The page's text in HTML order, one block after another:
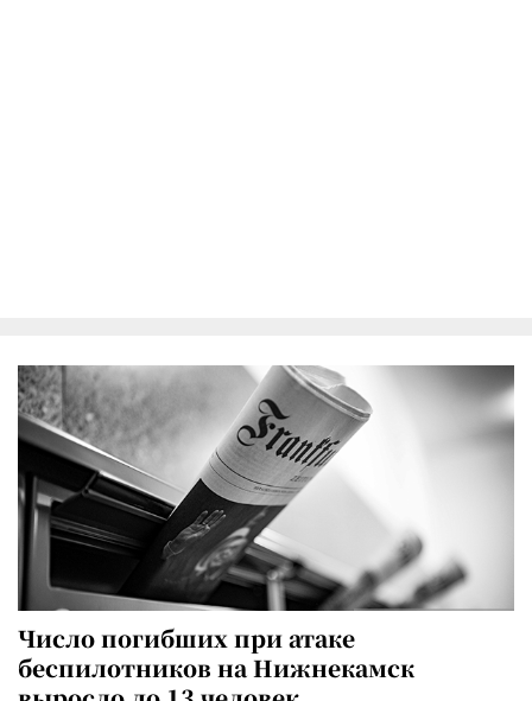
Число погибших при атаке
беспилотников на Нижнекамск